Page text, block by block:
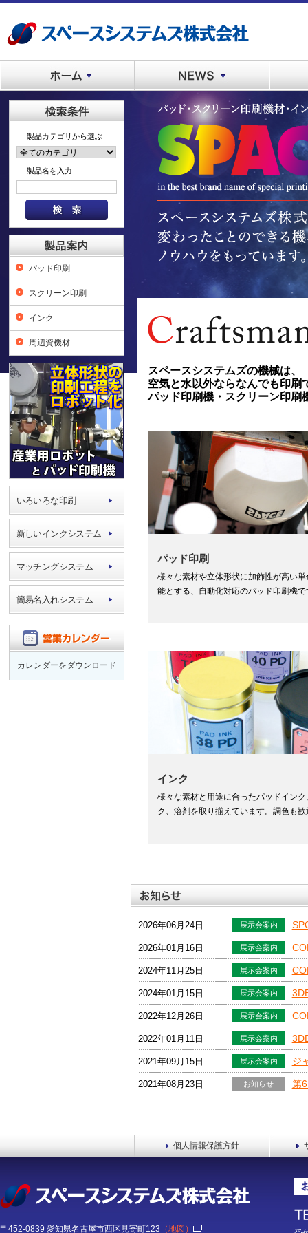
製品カテゴリから選ぶ
製品名を入力
パッド印刷
スクリーン印刷
インク
周辺資機材
いろいろな印刷
新しいインクシステム
マッチングシステム
簡易名入れシステム
カレンダーをダウンロード
スペースシステムズの機械は、
空気と水以外ならなんでも印刷
パッド印刷機・スクリーン印刷
パッド印刷
様々な素材や立体形状に加飾性が高い
能とする、自動化対応のパッド印刷機で
インク
様々な素材と用途に合ったパッドイン
ク、溶剤を取り揃えています。調色も歓
2026年06月24日 展示会案内
2026年01月16日 展示会案内
2024年11月25日 展示会案内
2024年01月15日 展示会案内
2022年12月26日 展示会案内
2022年01月11日 展示会案内
2021年09月15日 展示会案内 ジ
2021年08月23日 お知らせ 第
個人情報保護方針
〒452-0839 愛知県名古屋市西区見寄町123 （地図）